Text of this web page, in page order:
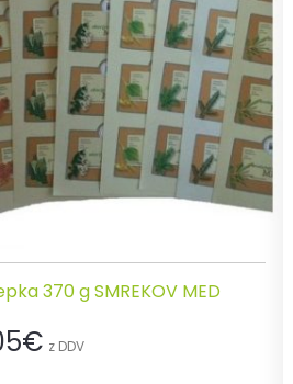
370 g SMREKOV MED
€ z DDV